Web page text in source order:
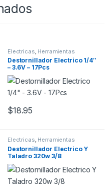
Electricas Herramientas
Destornillador Electrico 1/4″
– 3.6V – 17Pcs
$18.95
Electricas, Herramientas
Destornillador Electrico Y
Taladro 320w 3/8